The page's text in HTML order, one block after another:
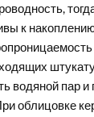
к
водяной пар и
облицовке